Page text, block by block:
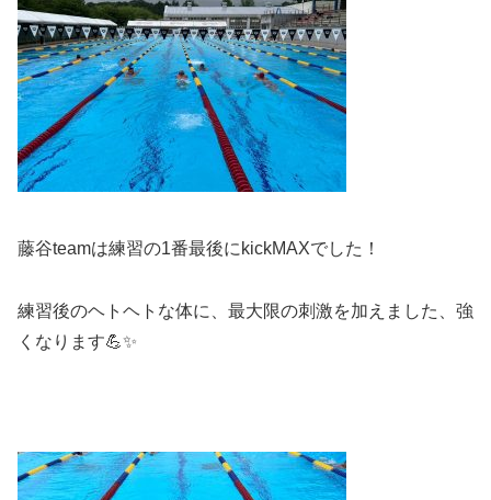
藤谷teamは練習の1番最後にkickMAXでした！
練習後のヘトヘトな体に、最大限の刺激を加えました、強
くなります💪✨